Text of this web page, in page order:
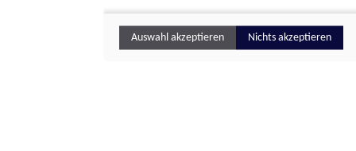
Auswahl akzeptieren Nichts akzeptieren